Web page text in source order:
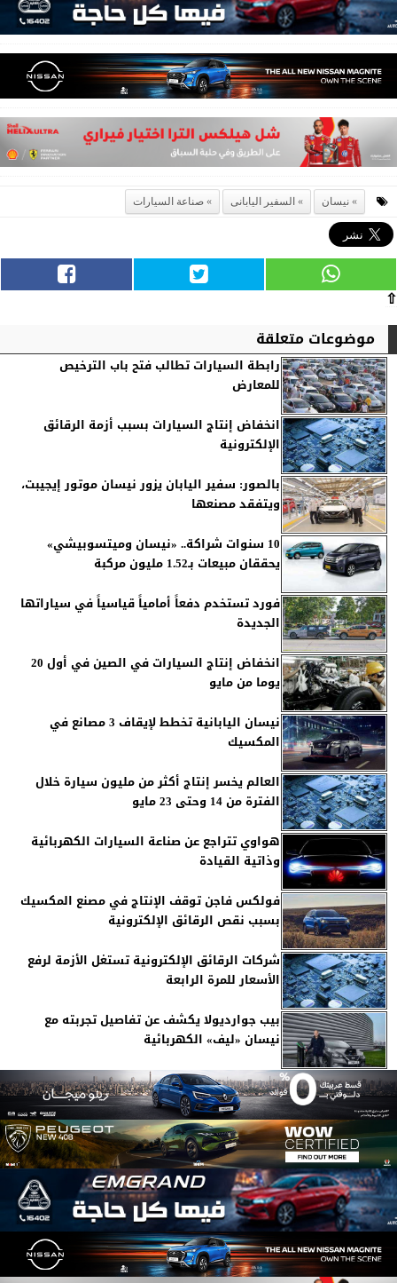
نيسان السفير اليابانى صناعة السيارات
⇧
موضوعات متعلقة
رابطة السيارات تطالب فتح باب الترخيص
للمعارض
انخفاض إنتاج السيارات بسبب أزمة الرقائق
الإلكترونية
بالصور: سفير اليابان يزور نيسان موتور إيجيبت،
ويتفقد مصنعها
10 سنوات شراكة.. «نيسان وميتسوبيشي»
يحققان مبيعات بـ1.52 مليون مركبة
فورد تستخدم دفعاً أمامياً قياسياً في سياراتها
الجديدة
انخفاض إنتاج السيارات في الصين في أول 20
يوما من مايو
نيسان اليابانية تخطط لإيقاف 3 مصانع في
المكسيك
العالم يخسر إنتاج أكثر من مليون سيارة خلال
الفترة من 14 وحتى 23 مايو
هواوي تتراجع عن صناعة السيارات الكهربائية
وذاتية القيادة
فولكس فاجن توقف الإنتاج في مصنع المكسيك
بسبب نقص الرقائق الإلكترونية
شركات الرقائق الإلكترونية تستغل الأزمة لرفع
الأسعار للمرة الرابعة
بيب جوارديولا يكشف عن تفاصيل تجربته مع
نيسان «ليف» الكهربائية